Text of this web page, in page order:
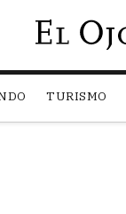
TURISMO